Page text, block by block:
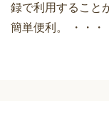
録で利用すること
簡単便利。 ・・・